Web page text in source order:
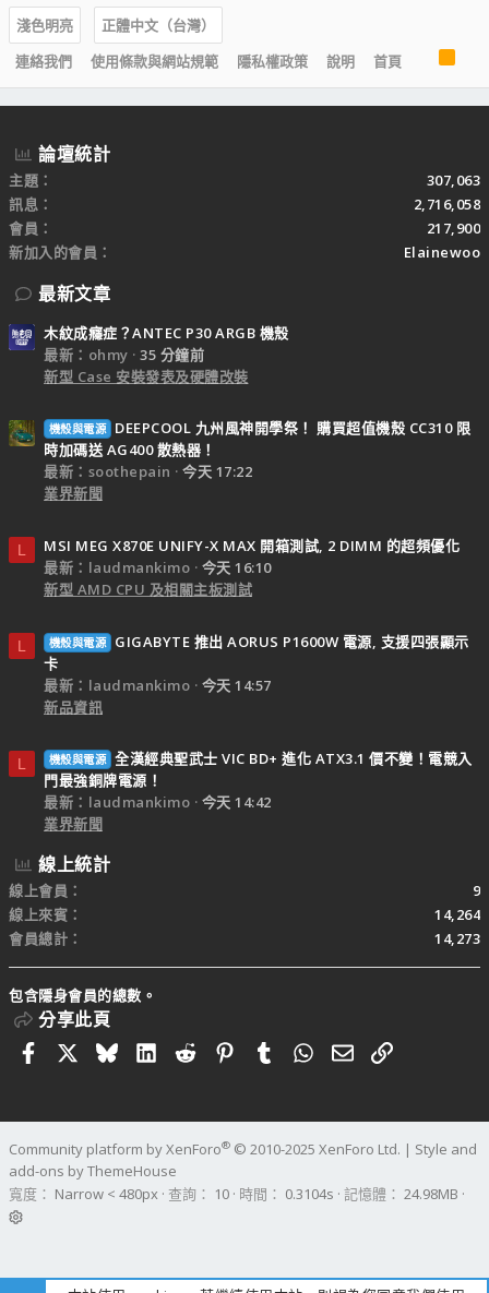
淺色明亮
正體中文（台灣）
連絡我們
使用條款與網站規範 隱私權政策 說明 首頁
S
論壇統計
主題
307,063
訊息
2,716,058
會員
217,900
新加入的會員
Elainewoo
最新文章
木紋成癮症？ANTEC P30 ARGB 機殼
最新：ohmy
35 分鐘前
新型 Case 安裝發表及硬體改裝
機殼與電源
DEEPCOOL 九州風神開學祭！ 購買超值機殼 CC310 限
時加碼送 AG400 散熱器！
最新：soothepain
今天 17:22
業界新聞
L
MSI MEG X870E UNIFY-X MAX 開箱測試, 2 DIMM 的超頻優化
最新：laudmankimo
今天 16:10
新型 AMD CPU 及相關主板測試
L 機殼與電源
GIGABYTE 推出 AORUS P1600W 電源, 支援四張顯示
卡
最新：laudmankimo
今天 14:57
新品資訊
L 機殼與電源 全漢經典聖武士 VIC BD+ 進化 ATX3.1 價不變！電競入
門最強銅牌電源！
最新：laudmankimo
今天 14:42
業界新聞
線上統計
線上會員
9
線上來賓
14,264
會員總計
14,273
包含隱身會員的總數。
分享此頁
FacebookBlueskyLinkedIn
RedditPinterestTumblrWhatsApp
電子郵件
連結
Community platform by XenForo® © 2010-2025 XenForo Ltd. | Style and
add-ons by ThemeHouse
寬度
查詢 10 時間 0.3104s 記憶體 24.98MB